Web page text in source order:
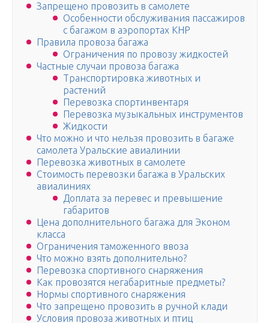
Запрещено провозить в самолете
Особенности обслуживания пассажиров
с багажом в аэропортах КНР
Правила провоза багажа
Ограничения по провозу жидкостей
Частные случаи провоза багажа
Транспортировка животных и
растений
Перевозка спортинвентаря
Перевозка музыкальных инструментов
Жидкости
Что можно и что нельзя провозить в багаже
самолета Уральские авиалинии
Перевозка животных в самолете
Стоимость перевозки багажа в Уральских
авиалиниях
Доплата за перевес и превышение
габаритов
Цена дополнительного багажа для Эконом
класса
Ограничения таможенного ввоза
Что можно взять дополнительно?
Перевозка спортивного снаряжения
Как провозятся негабаритные предметы?
Нормы спортивного снаряжения
Что запрещено провозить в ручной клади
Условия провоза животных и птиц